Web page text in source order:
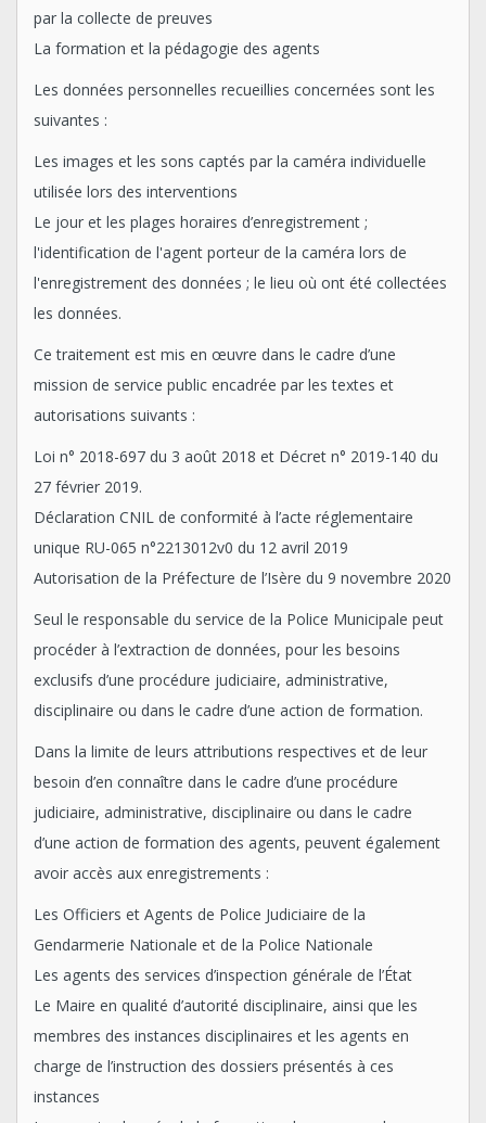
par la collecte de preuves
La formation et la pédagogie des agents
Les données personnelles recueillies concernées sont les
suivantes :
Les images et les sons captés par la caméra individuelle
utilisée lors des interventions
Le jour et les plages horaires d’enregistrement ;
l'identification de l'agent porteur de la caméra lors de
l'enregistrement des données ; le lieu où ont été collectées
les données.
Ce traitement est mis en œuvre dans le cadre d’une
mission de service public encadrée par les textes et
autorisations suivants :
Loi n° 2018-697 du 3 août 2018 et Décret n° 2019-140 du
27 février 2019.
Déclaration CNIL de conformité à l’acte réglementaire
unique RU-065 n°2213012v0 du 12 avril 2019
Autorisation de la Préfecture de l’Isère du 9 novembre 2020
Seul le responsable du service de la Police Municipale peut
procéder à l’extraction de données, pour les besoins
exclusifs d’une procédure judiciaire, administrative,
disciplinaire ou dans le cadre d’une action de formation.
Dans la limite de leurs attributions respectives et de leur
besoin d’en connaître dans le cadre d’une procédure
judiciaire, administrative, disciplinaire ou dans le cadre
d’une action de formation des agents, peuvent également
avoir accès aux enregistrements :
Les Officiers et Agents de Police Judiciaire de la
Gendarmerie Nationale et de la Police Nationale
Les agents des services d’inspection générale de l’État
Le Maire en qualité d’autorité disciplinaire, ainsi que les
membres des instances disciplinaires et les agents en
charge de l’instruction des dossiers présentés à ces
instances